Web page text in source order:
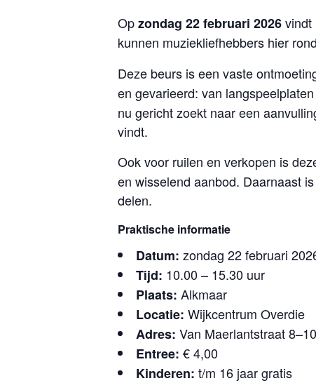
Opzondag 22 februari 2026vindt
kunnen muziekliefhebbers hier
Deze beurs is een vaste
en gevarieerd: van
nu gericht zoekt naar een
vindt.
Ook voor ruilen en verkopen is
en wisselend aanbod. Daarnaast
delen.
Praktische informatie
Datum: zondag 22 februari
Tijd: 10.00 – 15.30 uur
Plaats: Alkmaar
Locatie: Wijkcentrum Overdie
Adres: Van Maerlantstraat
Entree: € 4,00
Kinderen: t/m 16 jaar gratis